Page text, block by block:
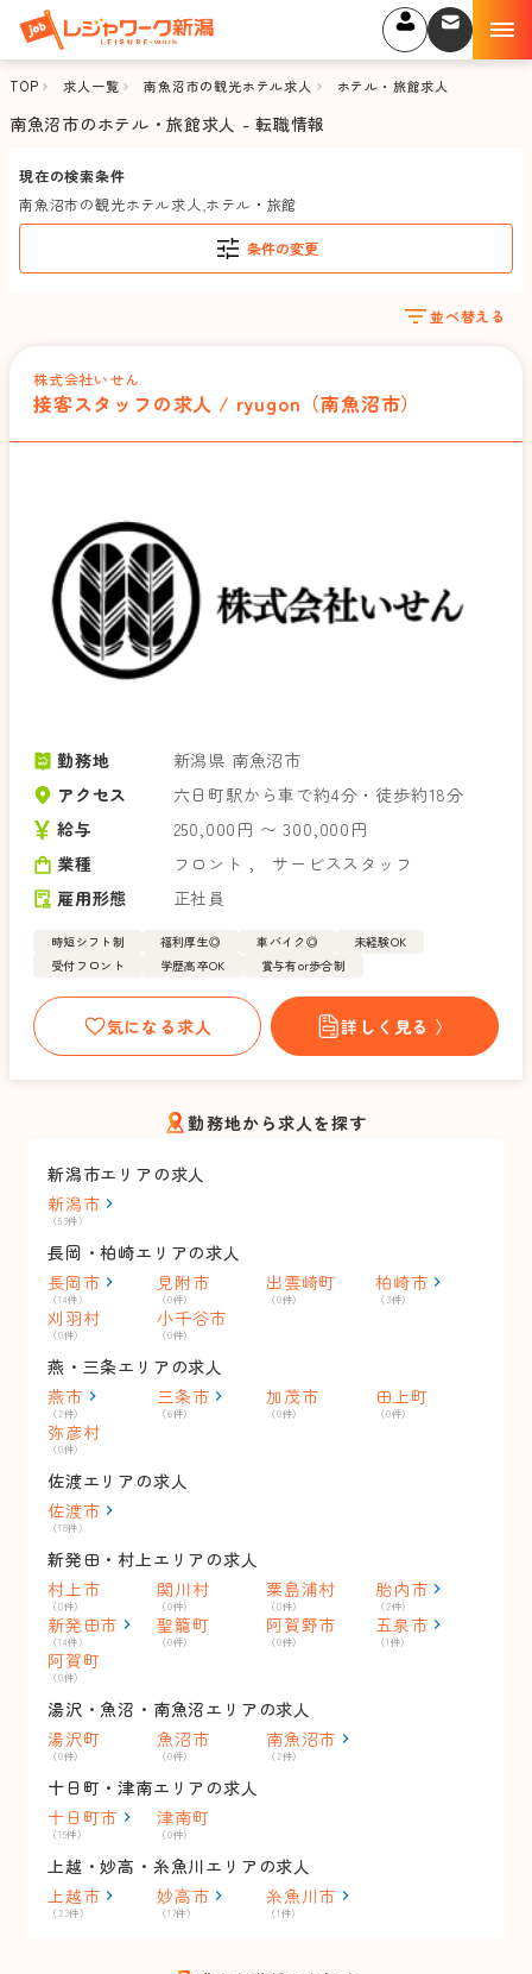
TOP 求人一覧 南魚沼市の観光ホテル求人 ホテル・旅館求人
南魚沼市のホテル・旅館求人 - 転職情報
現在の検索条件
南魚沼市の観光ホテル求人 ホテル・旅館
条件の変更
並べ替える
株式会社いせん
接客スタッフの求人 / ryugon（南魚沼市）
勤務地
新潟県 南魚沼市
アクセス
六日町駅から車で約4分・徒歩約18分
給与
250,000円 〜 300,000円
業種
フロント ，
サービススタッフ
雇用形態
正社員
時短シフト制 福利厚生◎ 車バイク◎
未経験OK
受付フロント
学歴高卒OK 賞与有or歩合制
気になる求人 詳しく見る 〉
勤務地から求人を探す
新潟市エリアの求人
新潟市
（53件）
長岡・柏崎エリアの求人
長岡市
（14件）
見附市
（0件）
出雲崎町
（0件）
柏崎市
（3件）
刈羽村
（0件）
小千谷市
（0件）
燕・三条エリアの求人
燕市
（2件）
三条市
（6件）
加茂市
（0件）
田上町
（0件）
弥彦村
（0件）
佐渡エリアの求人
佐渡市
（18件）
新発田・村上エリアの求人
村上市
（0件）
関川村
（0件）
粟島浦村
（0件）
胎内市
（2件）
新発田市
（14件）
聖籠町
（0件）
阿賀野市
（0件）
五泉市
（1件）
阿賀町
（0件）
湯沢・魚沼・南魚沼エリアの求人
湯沢町
（0件）
魚沼市
（0件）
南魚沼市
（2件）
十日町・津南エリアの求人
十日町市
（15件）
津南町
（0件）
上越・妙高・糸魚川エリアの求人
上越市
（23件）
妙高市
（17件）
糸魚川市
（1件）